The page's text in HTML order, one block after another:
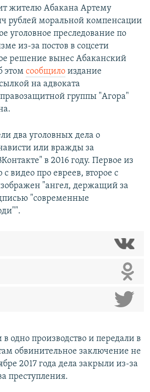
РСжителю Абакана Артему
рублей моральной компенсации
уголовное преследование по
из-за постов в соцсети
решение вынес Абаканский
этом сообщило издание
на адвоката
группы "Агора"
два уголовных дела о
или вражды за
в 2016 году. Первое из
видео про евреев, второе с
"ангел, держащий за
"современные
одно производство и передали в
обвинительное заключение не
2017 года дела закрыли из-за
преступления.